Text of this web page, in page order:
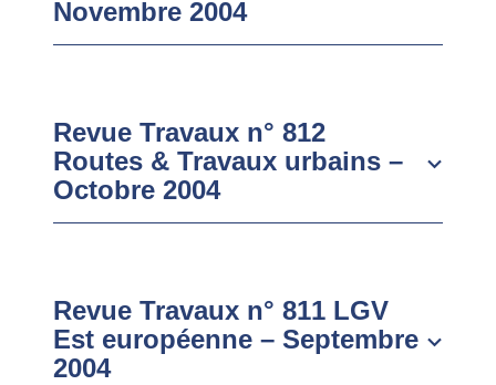
Novembre 2004
Revue Travaux n° 812
Routes & Travaux urbains –
Octobre 2004
Revue Travaux n° 811 LGV
Est européenne – Septembre
2004